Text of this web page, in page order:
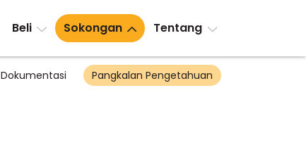
Beli Sokongan Tentang
Dokumentasi Pangkalan Pengetahuan